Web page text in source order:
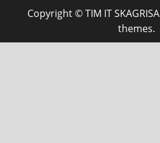
Copyright © TIM IT SKAGRISA
themes.